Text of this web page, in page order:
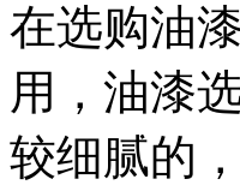
在选购油
用，油漆
较细腻的